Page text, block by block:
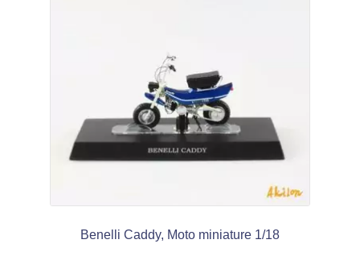
Benelli Caddy, Moto miniature 1/18